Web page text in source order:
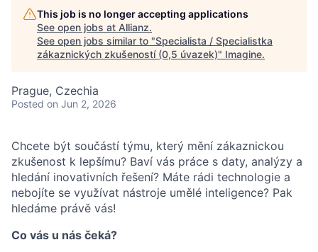
This job is no longer accepting applications
See open jobs at Allianz.
See open jobs similar to "Specialista / Specialistka
zákaznických zkušeností (0,5 úvazek)" Imagine.
Prague, Czechia
Posted on Jun 2, 2026
Chcete být součástí týmu, který mění zákaznickou
zkušenost k lepšímu? Baví vás práce s daty, analýzy a
hledání inovativních řešení? Máte rádi technologie a
nebojíte se využívat nástroje umělé inteligence? Pak
hledáme právě vás!
Co vás u nás čeká?